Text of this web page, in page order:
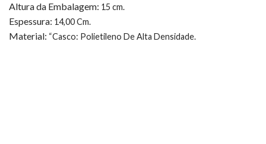
Altura da Embalagem: 15 cm.
Espessura: 14,00 Cm.
Material: “Casco: Polietileno De Alta Densidade.